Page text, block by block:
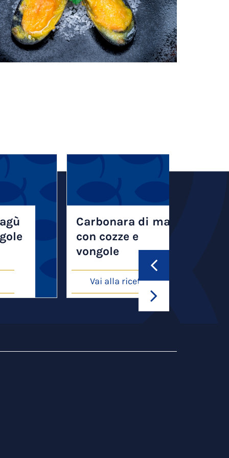
Carbonara di mare
con cozze e
vongole
Vai alla ricetta